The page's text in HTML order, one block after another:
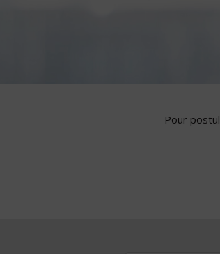
Pour